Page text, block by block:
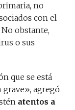
no
con el
obstante,
o sus
que se está
agregó
atentos a